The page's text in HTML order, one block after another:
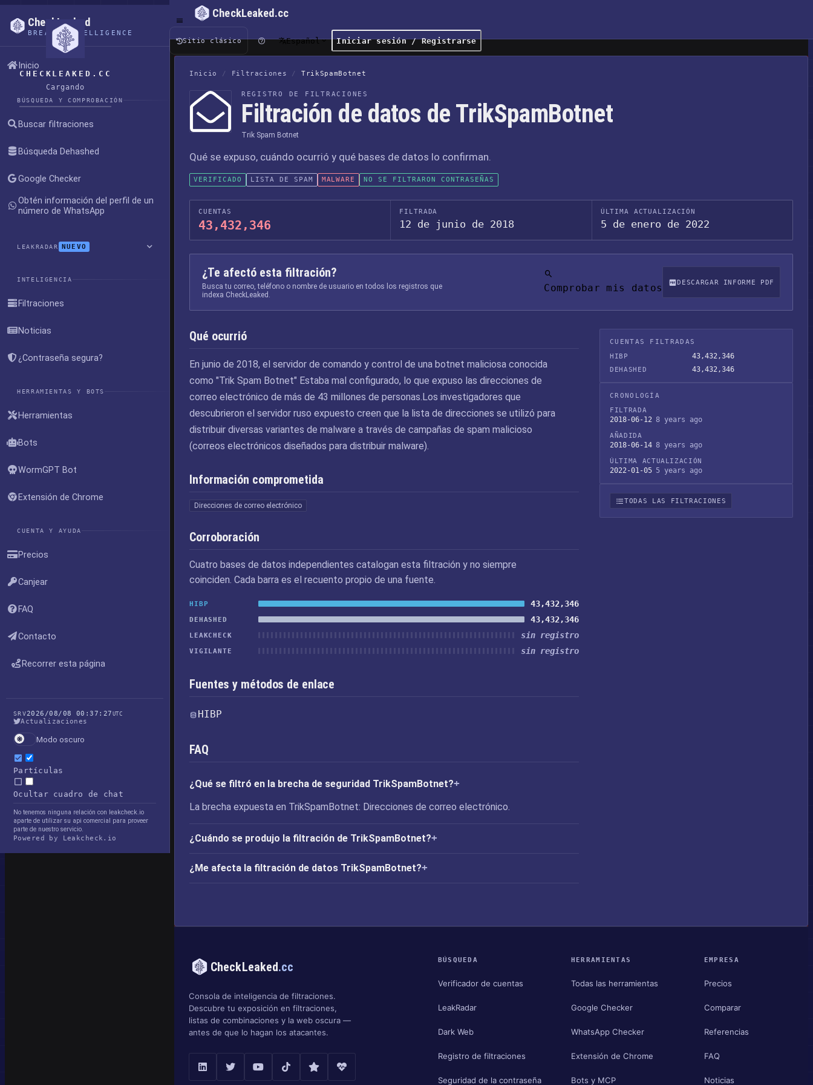
CHECKLEAKED.CC
Cargando
CheckLeaked
BREACH INTELLIGENCE
Inicio
BÚSQUEDA Y COMPROBACIÓN
Buscar filtraciones
Búsqueda Dehashed
Google Checker
Obtén información del perfil de un
número de WhatsApp
LEAKRADAR NUEVO
INTELIGENCIA
Filtraciones
Noticias
¿Contraseña segura?
HERRAMIENTAS Y BOTS
Herramientas
Bots
WormGPT Bot
Extensión de Chrome
CUENTA Y AYUDA
Precios
Canjear
FAQ
Contacto
Recorrer esta página
SRV2026/08/08 00:37:27UTC
Actualizaciones
Modo oscuro
Partículas
Ocultar cuadro de chat
No tenemos ninguna relación con leakcheck.io
aparte de utilizar su api comercial para proveer
parte de nuestro servicio.
Powered by Leakcheck.io
CheckLeaked.cc
Sitio clásico Español Iniciar sesión / Registrarse
Inicio / Filtraciones / TrikSpamBotnet
REGISTRO DE FILTRACIONES
Filtración de datos de TrikSpamBotnet
Trik Spam Botnet
Qué se expuso, cuándo ocurrió y qué bases de datos lo confirman.
VERIFICADO LISTA DE SPAM MALWARE NO SE FILTRARON CONTRASEÑAS
CUENTAS
43,432,346
FILTRADA
12 de junio de 2018
ÚLTIMA ACTUALIZACIÓN
5 de enero de 2022
¿Te afectó esta filtración?
Busca tu correo, teléfono o nombre de usuario en todos los registros que
indexa CheckLeaked.
Comprobar mis datos DESCARGAR INFORME PDF
Qué ocurrió
En junio de 2018, el servidor de comando y control de una botnet maliciosa conocida
como "Trik Spam Botnet" Estaba mal configurado, lo que expuso las direcciones de
correo electrónico de más de 43 millones de personas.Los investigadores que
descubrieron el servidor ruso expuesto creen que la lista de direcciones se utilizó para
distribuir diversas variantes de malware a través de campañas de spam malicioso
(correos electrónicos diseñados para distribuir malware).
Información comprometida
Direcciones de correo electrónico
Corroboración
Cuatro bases de datos independientes catalogan esta filtración y no siempre
coinciden. Cada barra es el recuento propio de una fuente.
HIBP 43,432,346
DEHASHED 43,432,346
LEAKCHECK sin registro
VIGILANTE sin registro
Fuentes y métodos de enlace
HIBP
FAQ
¿Qué se filtró en la brecha de seguridad TrikSpamBotnet?
La brecha expuesta en TrikSpamBotnet: Direcciones de correo electrónico.
¿Cuándo se produjo la filtración de TrikSpamBotnet?
¿Me afecta la filtración de datos TrikSpamBotnet?
CUENTAS FILTRADAS
HIBP
43,432,346
DEHASHED 43,432,346
CRONOLOGÍA
FILTRADA
2018-06-12 8 years ago
AÑADIDA
2018-06-14 8 years ago
ÚLTIMA ACTUALIZACIÓN
2022-01-05 5 years ago
TODAS LAS FILTRACIONES
CheckLeaked.cc
Consola de inteligencia de filtraciones.
Descubre tu exposición en filtraciones,
listas de combinaciones y la web oscura —
antes de que lo hagan los atacantes.
BÚSQUEDA
Verificador de cuentas
LeakRadar
Dark Web
Registro de filtraciones
Seguridad de la contraseña
HERRAMIENTAS
Todas las herramientas
Google Checker
WhatsApp Checker
Extensión de Chrome
Bots y MCP
EMPRESA
Precios
Comparar
Referencias
FAQ
Noticias